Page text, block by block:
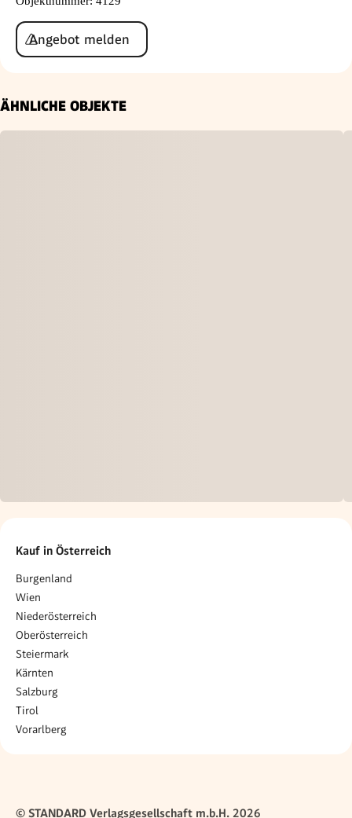
Angebot melden
ÄHNLICHE OBJEKTE
Kauf in Österreich
Burgenland
Wien
Niederösterreich
Oberösterreich
Steiermark
Kärnten
Salzburg
Tirol
Vorarlberg
© STANDARD Verlagsgesellschaft m.b.H. 2026